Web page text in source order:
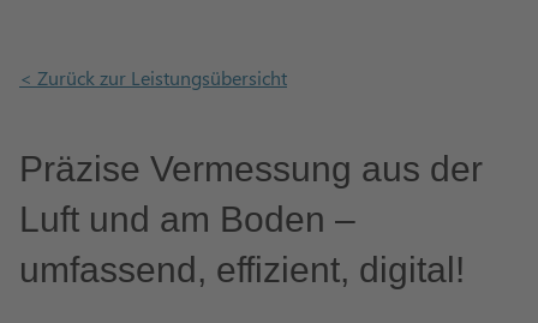
< Zurück zur Leistungsübersicht
Präzise Vermessung aus der
Luft und am Boden –
umfassend, effizient, digital!